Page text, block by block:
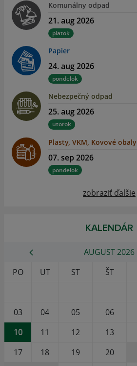
Komunálny odpad
21. aug 2026
piatok
Papier
24. aug 2026
pondelok
Nebezpečný odpad
25. aug 2026
utorok
Plasty, VKM, Kovové obaly
07. sep 2026
pondelok
zobraziť ďalšie
KALENDÁR
AUGUST 2026
PO
UT ST ŠT
03
04 05 06
10
11 12 13
17
18 19 20